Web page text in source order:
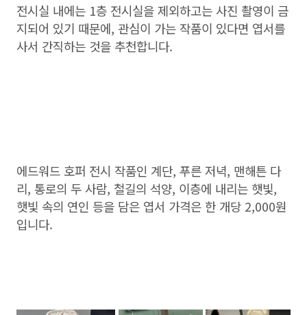
전시실 내에는 1층 전시실을 제외하고는 사진 촬영이 금
지되어 있기 때문에, 관심이 가는 작품이 있다면 엽서를
사서 간직하는 것을 추천합니다.
에드워드 호퍼 전시 작품인 계단, 푸른 저녁, 맨해튼 다
리, 통로의 두 사람, 철길의 석양, 이층에 내리는 햇빛,
햇빛 속의 연인 등을 담은 엽서 가격은 한 개당 2,000원
입니다.